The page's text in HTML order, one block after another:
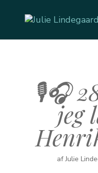
🎙️🎧
jeg
afJulie